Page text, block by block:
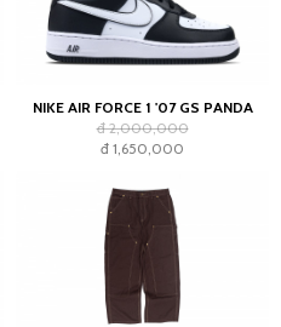
NIKE AIR FORCE 1 '07 GS PANDA
đ 2,000,000
đ 1,650,000